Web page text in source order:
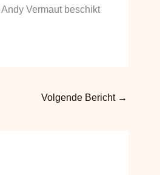
Andy Vermaut beschikt
Volgende Bericht →